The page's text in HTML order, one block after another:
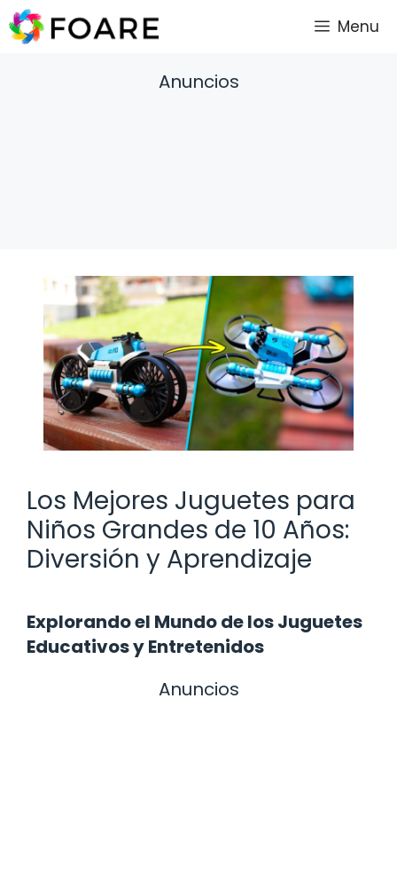
Saltar
al
Menu
Anuncios
Los Mejores Juguetes para
Niños Grandes de 10 Años:
Diversión y Aprendizaje
Explorando el Mundo de los Juguetes
Educativos y Entretenidos
Anuncios